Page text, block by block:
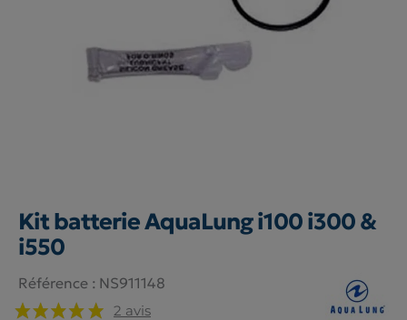
Kit batterie AquaLung i100 i300 &
i550
Référence : NS911148
2 avis